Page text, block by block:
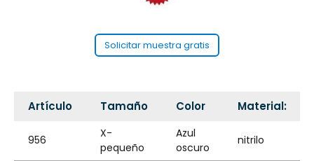
Solicitar muestra gratis
Artículo Tamaño Color Material:
956
X-
pequeño
Azul
oscuro
nitrilo